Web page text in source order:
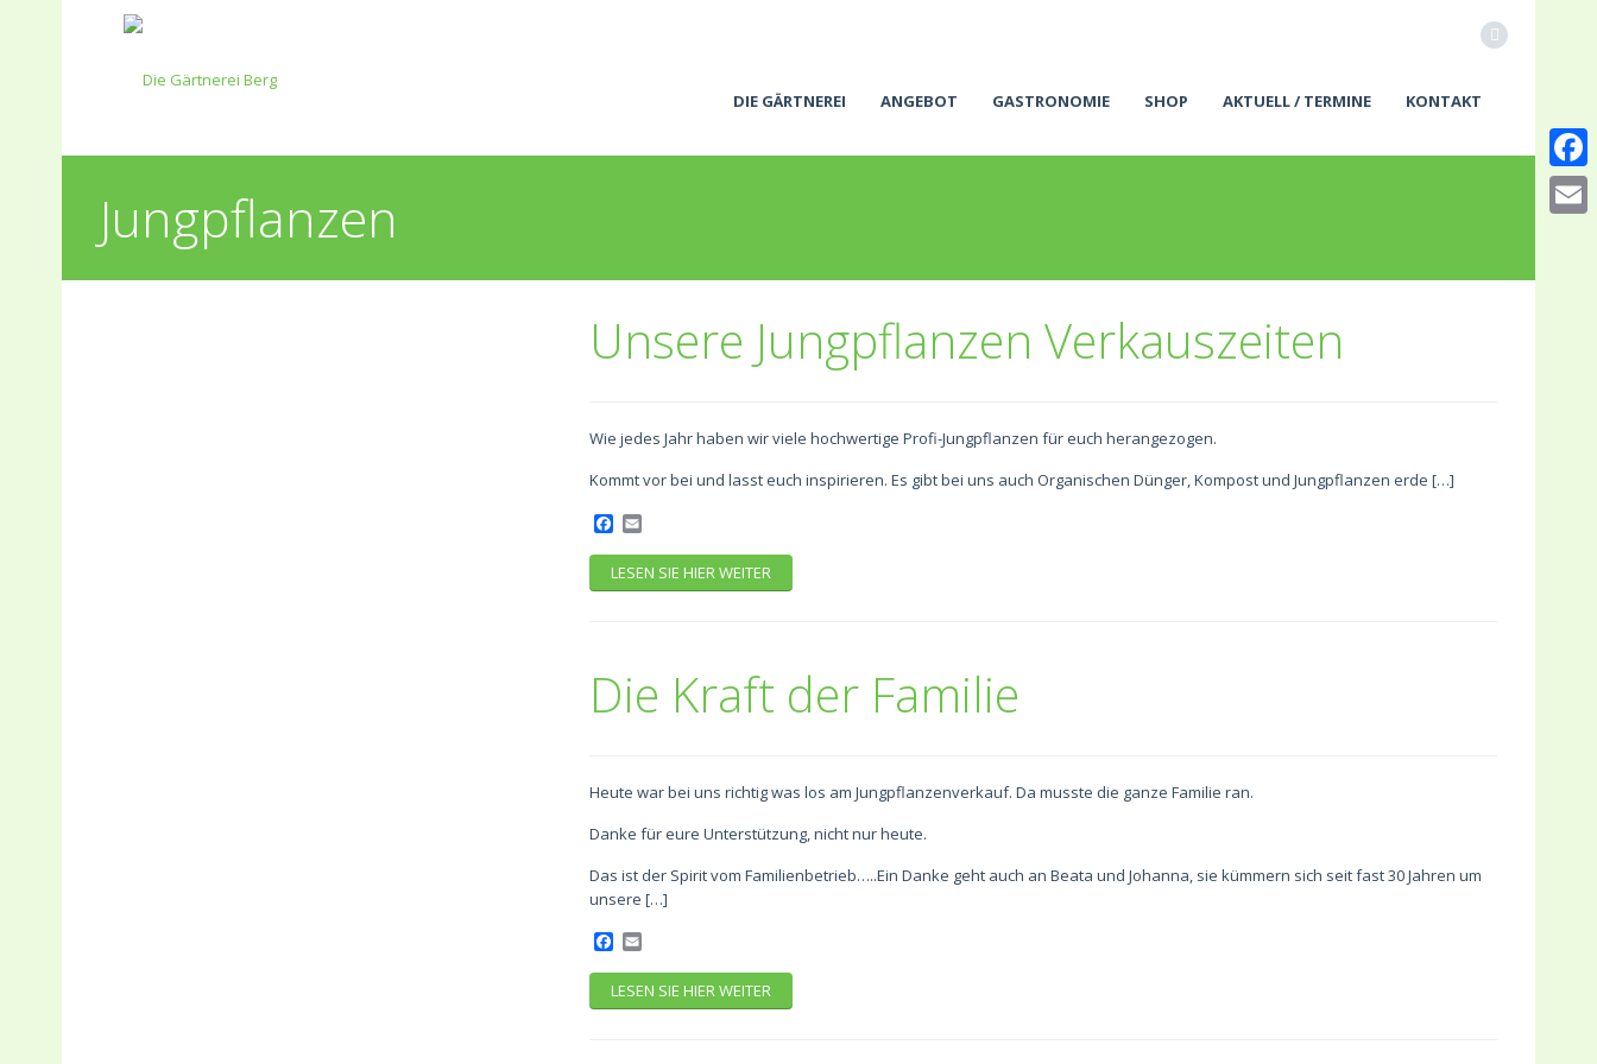
DIE GÄRTNEREI ANGEBOT GASTRONOMIE SHOP AKTUELL / TERMINE KONTAKT
Jungpflanzen
Unsere Jungpflanzen Verkauszeiten
Wie jedes Jahr haben wir viele hochwertige Profi-Jungpflanzen für euch herangezogen.
Kommt vor bei und lasst euch inspirieren. Es gibt bei uns auch Organischen Dünger, Kompost und Jungpflanzen erde […]
Facebook
Email
LESEN SIE HIER WEITER
Die Kraft der Familie
Heute war bei uns richtig was los am Jungpflanzenverkauf. Da musste die ganze Familie ran.
Danke für eure Unterstützung, nicht nur heute.
Das ist der Spirit vom Familienbetrieb…..Ein Danke geht auch an Beata und Johanna, sie kümmern sich seit fast 30 Jahren um
unsere […]
Facebook
Email
LESEN SIE HIER WEITER